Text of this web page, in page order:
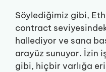
Söylediğimiz gibi,
contract
hallediyor ve sana
arayüz sunuyor. İzin
gibi, hiçbir varlığa